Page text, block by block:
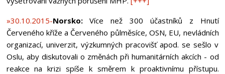
»30.10.2015-Norsko:Více než 300 účastníků z Hnutí
Červeného kříže a Červeného půlměsíce, OSN, EU, nevládních
organizací, univerzit, výzkumných pracovišť apod. se sešlo v
Oslu, aby diskutovali o změnách při humanitárních akcích - od
reakce na krizi spíše k směrem k proaktivnímu přístupu.